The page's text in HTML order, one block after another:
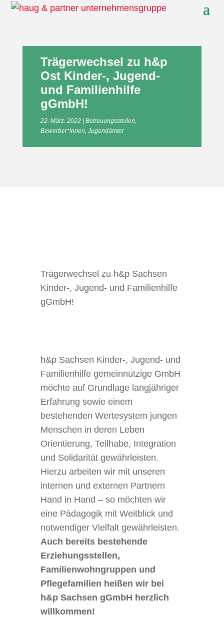
Trägerwechsel zu h&p
Ost Kinder-, Jugend-
und Familienhilfe
gGmbH!
22. März. 2022 Betreuungsstellen,
Bewerber*innen, Jugendämter
Trägerwechsel zu h&p Sachsen
Kinder-, Jugend- und Familienhilfe
gGmbH!
h&p Sachsen Kinder-, Jugend- und
Familienhilfe gemeinnützige GmbH
möchte auf Grundlage langjähriger
Erfahrung sowie einem
bestehenden Wertesystem jungen
Menschen in deren Leben
Orientierung, Teilhabe, Integration
und Solidarität gewährleisten.
Hierzu arbeiten wir mit unseren
internen und externen Partnern
Hand in Hand – so möchten wir
eine Pädagogik mit Weitblick und
notwendiger Vielfalt gewährleisten.
Auch bereits bestehende
Erziehungsstellen,
Familienwohngruppen und
Pflegefamilien heißen wir bei
h&p Sachsen gGmbH herzlich
willkommen!